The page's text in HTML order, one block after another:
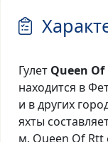
Гулет Queen
находится в
и в других
яхты
м. Queen Of Rtt